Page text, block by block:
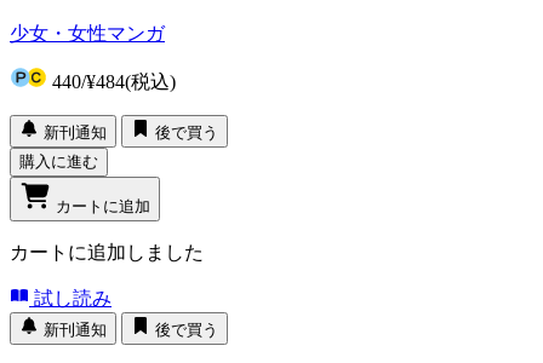
少女・女性マンガ
440/¥484(税込)
新刊通知
後で買う
購入に進む
カートに追加
カートに追加しました
試し読み
新刊通知 後で買う